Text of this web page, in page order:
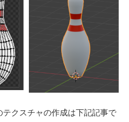
クスチャの作成は下記記事で